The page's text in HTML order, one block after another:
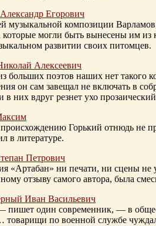
Егорович
музыкальной композиции
которые могли быть вынесены им из
развитии своих питомцев.
Алексеевич
больших поэтов наших нет такого
он сам завещал не включать в
в них вдруг резнет ухо
Горький отнюдь не
в литературе.
Петрович
«Артабан» ни печати, ни сцены
отзыву самого автора, была
Иван Васильевич
пишет один современник, — в
по военной службе